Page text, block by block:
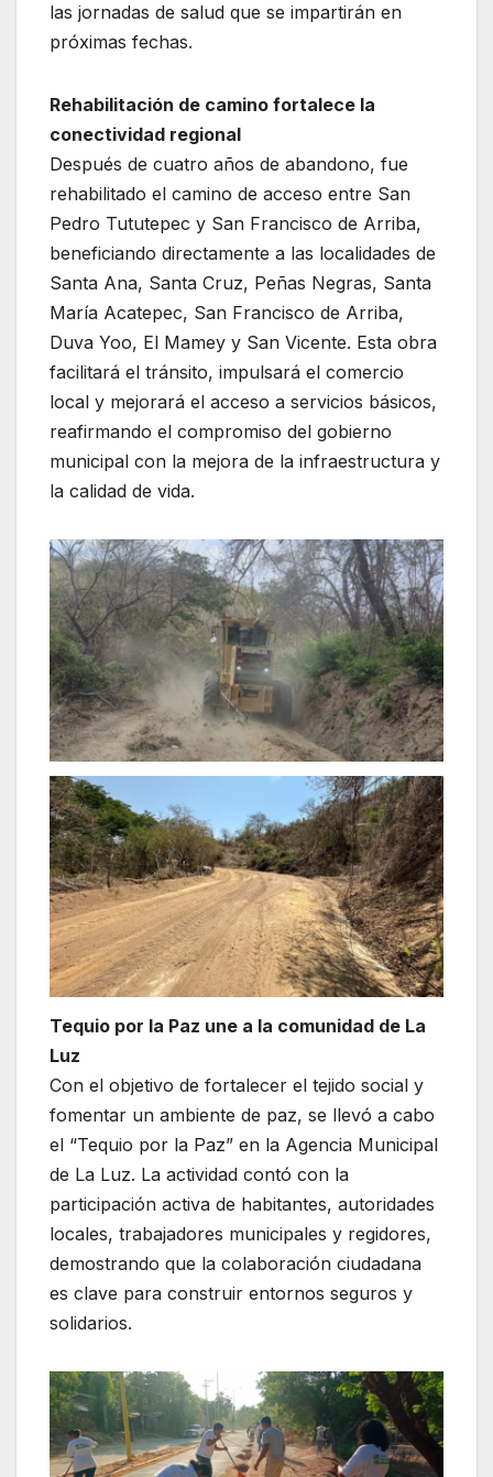
las jornadas de salud que se impartirán en
próximas fechas.
Rehabilitación de camino fortalece la
conectividad regional
Después de cuatro años de abandono, fue
rehabilitado el camino de acceso entre San
Pedro Tututepec y San Francisco de Arriba,
beneficiando directamente a las localidades de
Santa Ana, Santa Cruz, Peñas Negras, Santa
María Acatepec, San Francisco de Arriba,
Duva Yoo, El Mamey y San Vicente. Esta obra
facilitará el tránsito, impulsará el comercio
local y mejorará el acceso a servicios básicos,
reafirmando el compromiso del gobierno
municipal con la mejora de la infraestructura y
la calidad de vida.
Tequio por la Paz une a la comunidad de La
Luz
Con el objetivo de fortalecer el tejido social y
fomentar un ambiente de paz, se llevó a cabo
el “Tequio por la Paz” en la Agencia Municipal
de La Luz. La actividad contó con la
participación activa de habitantes, autoridades
locales, trabajadores municipales y regidores,
demostrando que la colaboración ciudadana
es clave para construir entornos seguros y
solidarios.